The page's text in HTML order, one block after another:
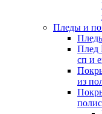
Пледы и
Плед
сп и
из